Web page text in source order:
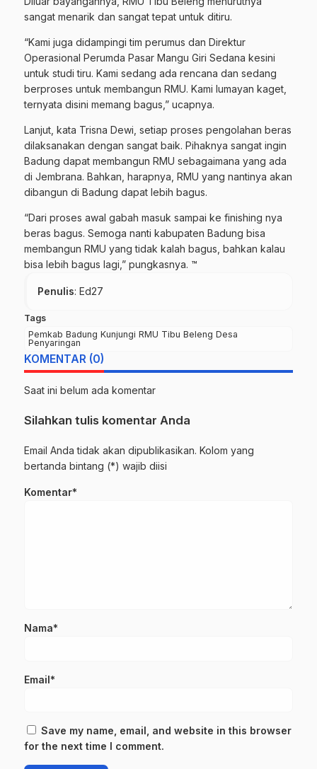
sangat menarik dan sangat tepat untuk ditiru.
“Kami juga didampingi tim perumus dan Direktur
Operasional Perumda Pasar Mangu Giri Sedana kesini
untuk studi tiru. Kami sedang ada rencana dan sedang
berproses untuk membangun RMU. Kami lumayan kaget,
ternyata disini memang bagus,” ucapnya.
Lanjut, kata Trisna Dewi, setiap proses pengolahan beras
dilaksanakan dengan sangat baik. Pihaknya sangat ingin
Badung dapat membangun RMU sebagaimana yang ada
di Jembrana. Bahkan, harapnya, RMU yang nantinya akan
dibangun di Badung dapat lebih bagus.
“Dari proses awal gabah masuk sampai ke finishing nya
beras bagus. Semoga nanti kabupaten Badung bisa
membangun RMU yang tidak kalah bagus, bahkan kalau
bisa lebih bagus lagi,” pungkasnya. ™
Penulis: Ed27
Tags
Pemkab Badung Kunjungi RMU Tibu Beleng Desa
Penyaringan
KOMENTAR (0)
Saat ini belum ada komentar
Silahkan tulis komentar Anda
Email Anda tidak akan dipublikasikan. Kolom yang
bertanda bintang (*) wajib diisi
Komentar*
Nama*
Email*
Save my name, email, and website in this browser
for the next time I comment.